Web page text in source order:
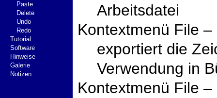
Arbeitsdatei
Kontextmenü File
exportiert die
Verwendung in
Kontextmenü File
Paste
Delete
Undo
Redo
Tutorial
Software
Hinweise
Galerie
Notizen